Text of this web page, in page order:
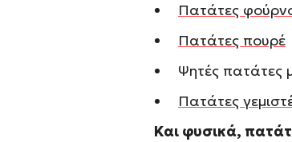
Πατάτες
Πατάτες πουρέ
Ψητές πατάτες
Πατάτες
Και φυσικά,